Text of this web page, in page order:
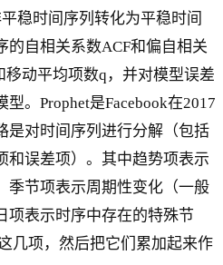
稳时间序列转化为平稳时间
的自相关系数ACF和偏自相关
移动平均项数q，并对模型误差
。Prophet是Facebook在2017
是对时间序列进行分解（包括
和误差项）。其中趋势项表示
季节项表示周期性变化（一般
项表示时序中存在的特殊节
几项，然后把它们累加起来作